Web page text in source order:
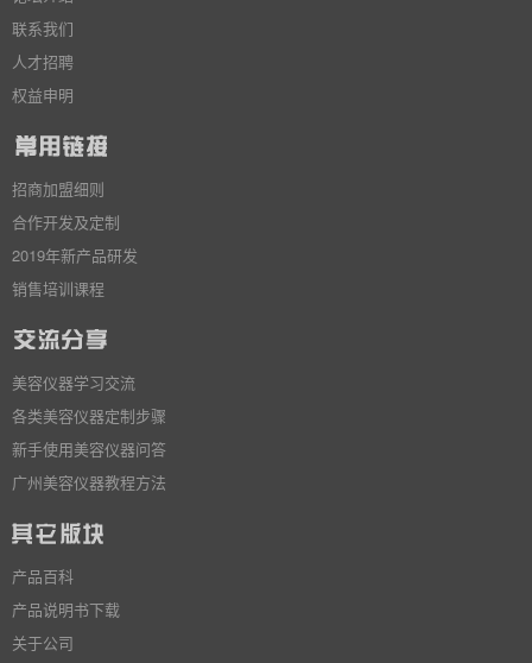
联系我们
人才招聘
权益申明
招商加盟细则
合作开发及定制
2019年新产品研发
销售培训课程
美容仪器学习交流
各类美容仪器定制步骤
新手使用美容仪器问答
广州美容仪器教程方法
产品百科
产品说明书下载
关于公司